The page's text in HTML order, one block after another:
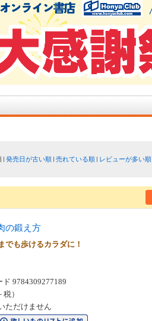
発売日が古い順 売れている順 レビューが多い順
の鍛え方
でも歩けるカラダに！
9784309277189
）
ただけません